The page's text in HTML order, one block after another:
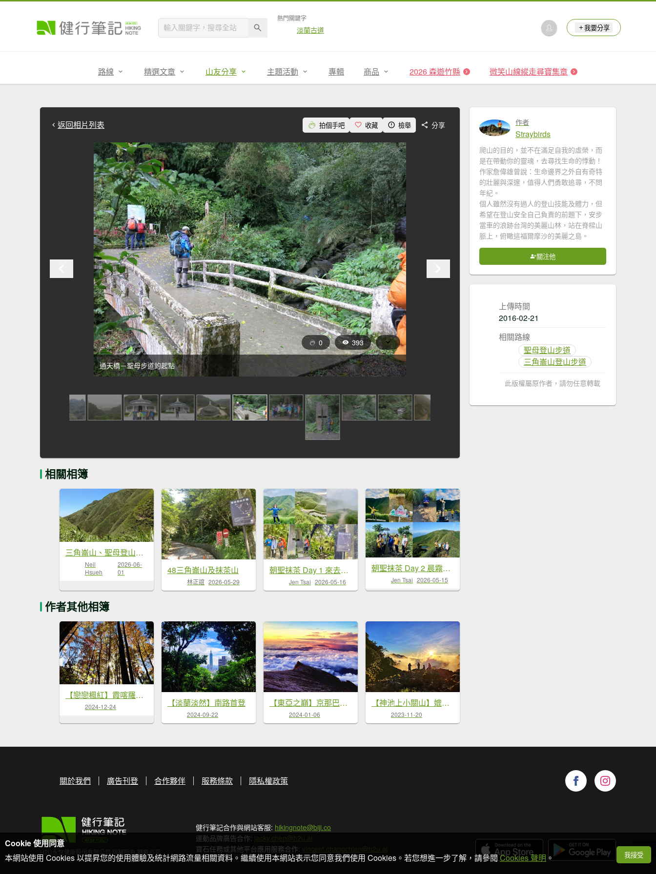
熱門關鍵字
淡蘭古道 我要分享
路線 精選文章 山友分享 主題活動 專輯 商品 2026 森遊竹縣 微笑山線縱走尋寶集章
返回相片列表 拍個手吧 收藏 檢舉 分享
通天橋－聖母步道的起點
0 393
相關相簿
三角崙山、聖母登山（抹茶山）步道
Neil
Hsueh
2026-06-
01
48三角崙山及抹茶山
林正誼 2026-05-29
朝聖抹茶 Day 1 來去抹茶山
Jen Tsai 2026-05-16
朝聖抹茶 Day 2 晨霧抹茶山色走訪三角崙山/小百岳#83
Jen Tsai 2026-05-15
作者其他相簿
【戀戀楓紅】霞喀羅賞楓行
2024-12-24 【淡蘭淡然】南路首登
2024-09-22
【東亞之巔】京那巴魯山
2024-01-06
【神池上小關山】媲美喜多麗雲海夕陽
2023-11-20
作者
Straybirds
爬山的目的，並不在滿足自我的虛榮，而
是在帶動你的靈魂，去尋找生命的悸動！
作家詹偉雄曾說：生命邊界之外自有奇特
的壯麗與深邃，值得人們勇敢追尋，不問
年紀。
個人雖然沒有過人的登山技能及體力，但
希望在登山安全自己負責的前題下，安步
當車的浪跡台灣的美麗山林，站在脊樑山
脈上，俯瞰這福爾摩沙的美麗之島。
關注他
上傳時間
2016-02-21
相關路線
聖母登山步道
三角崙山登山步道
此版權屬原作者，請勿任意轉載
關於我們 廣告刊登 合作夥伴 服務條款 隱私權政策
H2U永悅健康股份有限公司 版權所有 轉載必究
健行筆記合作與網站客服: hikingnote@biji.co
運動品牌廣告合作: jacky.chen@h2u.ai
寶石任務或其他平台應用服務合作: vincent.changchien@h2u.ai
Cookie 使用同意
本網站使用 Cookies 以提昇您的使用體驗及統計網路流量相關資料。繼續使用本網站表示您同意我們使用 Cookies。若您想進一步了解，請參閱Cookies 聲明 。 我接受